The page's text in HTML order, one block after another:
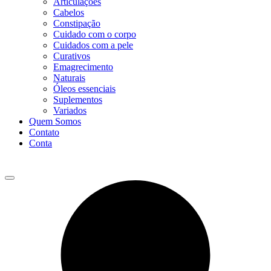
Cabelos
Constipação
Cuidado com o corpo
Cuidados com a pele
Curativos
Emagrecimento
Naturais
Óleos essenciais
Suplementos
Variados
Quem Somos
Contato
Conta